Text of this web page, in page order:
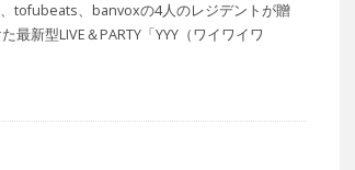
、tofubeats、banvoxの4人のレジデントが贈
最新型LIVE＆PARTY「YYY（ワイワイワ